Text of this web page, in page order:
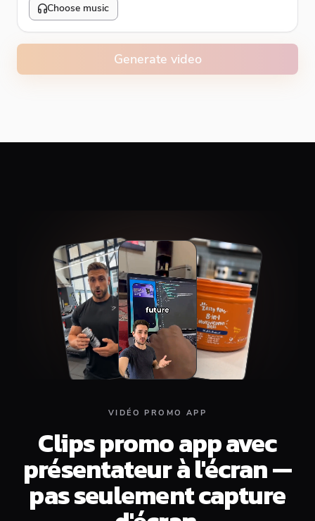
#E74C3C
Choose music
Generate video
VIDÉO PROMO APP
Clips promo app avec
présentateur à l'écran —
pas seulement capture